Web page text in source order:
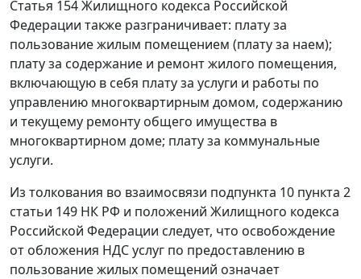
Статья 154Жилищного кодекса Российской
Федерации также разграничивает: плату за
пользование жилым помещением (плату за наем);
плату за содержание и ремонт жилого помещения,
включающую в себя плату за услуги и работы по
управлению многоквартирным домом, содержанию
и текущему ремонту общего имущества в
многоквартирном доме; плату за коммунальные
услуги.
Из толкования во взаимосвязи подпункта 10 пункта 2
статьи 149 НК РФ и положений Жилищного кодекса
Российской Федерации следует, что освобождение
от обложения НДС услуг по предоставлению в
пользование жилых помещений означает